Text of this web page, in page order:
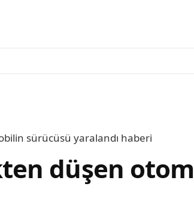
sürücüsü yaralandı haberi
düşen